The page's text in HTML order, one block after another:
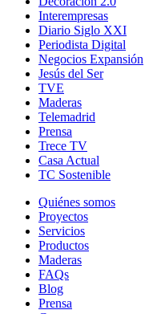
Interempresas
Diario Siglo XXI
Periodista Digital
Negocios Expansión
Jesús del Ser
TVE
Maderas
Telemadrid
Prensa
Trece TV
Casa Actual
TC Sostenible
Quiénes somos
Proyectos
Servicios
Productos
Maderas
FAQs
Blog
Prensa